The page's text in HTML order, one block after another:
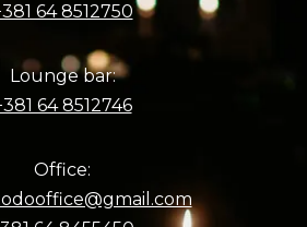
64 8512750
Lounge bar:
64 8512746
Office: